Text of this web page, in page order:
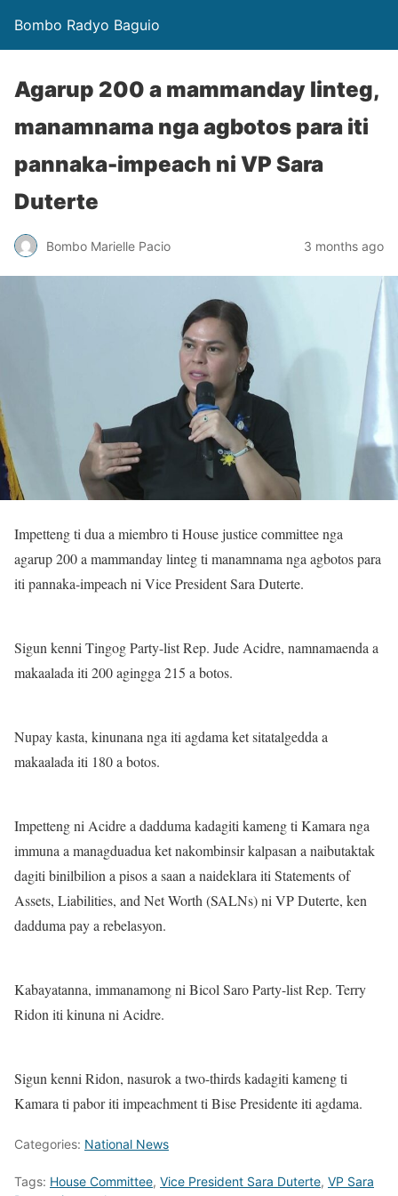
Bombo Radyo Baguio
Agarup 200 a mammanday linteg,
manamnama nga agbotos para iti
pannaka-impeach ni VP Sara
Duterte
Bombo Marielle Pacio 3 months ago
Impetteng ti dua a miembro ti House justice committee nga
agarup 200 a mammanday linteg ti manamnama nga agbotos para
iti pannaka-impeach ni Vice President Sara Duterte.
Sigun kenni Tingog Party-list Rep. Jude Acidre, namnamaenda a
makaalada iti 200 agingga 215 a botos.
Nupay kasta, kinunana nga iti agdama ket sitatalgedda a
makaalada iti 180 a botos.
Impetteng ni Acidre a dadduma kadagiti kameng ti Kamara nga
immuna a managduadua ket nakombinsir kalpasan a naibutaktak
dagiti binilbilion a pisos a saan a naideklara iti Statements of
Assets, Liabilities, and Net Worth (SALNs) ni VP Duterte, ken
dadduma pay a rebelasyon.
Kabayatanna, immanamong ni Bicol Saro Party-list Rep. Terry
Ridon iti kinuna ni Acidre.
Sigun kenni Ridon, nasurok a two-thirds kadagiti kameng ti
Kamara ti pabor iti impeachment ti Bise Presidente iti agdama.
Categories: National News
Tags: House Committee, Vice President Sara Duterte, VP Sara